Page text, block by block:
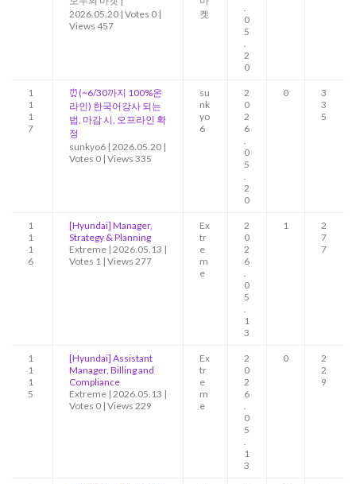
2026.05.20 | Votes 0 |
Views 457
켓
.
0
5
.
2
0
1
1
1
7
⏰(~6/30까지 100%온
라인) 한국어강사 되는
법, 마감 시, 오프라인 확
정
sunkyo6 | 2026.05.20 |
Votes 0 | Views 335
su
nk
yo
6
2
0
2
6
.
0
5
.
2
0
0
3
3
5
1
1
1
6
[Hyundai] Manager,
Strategy & Planning
Extreme | 2026.05.13 |
Votes 1 | Views 277
Ex
tr
e
m
e
2
0
2
6
.
0
5
.
1
3
1
2
7
7
1
1
1
5
[Hyundai] Assistant
Manager, Billing and
Compliance
Extreme | 2026.05.13 |
Votes 0 | Views 229
Ex
tr
e
m
e
2
0
2
6
.
0
5
.
1
3
0
2
2
9